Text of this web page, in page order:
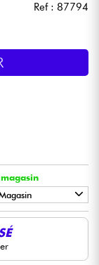
Ref : 87794
Star'SMusic